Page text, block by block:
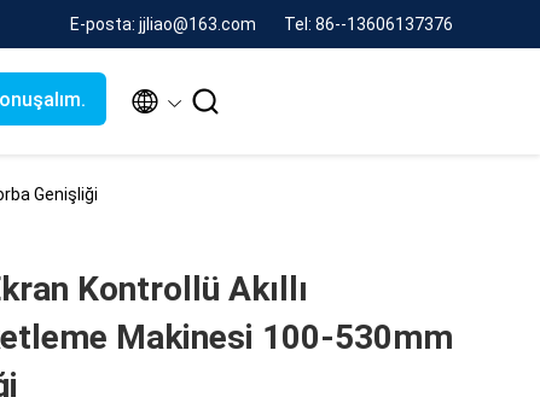
E-posta: jjliao@163.com Tel: 86--13606137376
 
Genişliği
Kontrollü Akıllı
Makinesi 100-530mm